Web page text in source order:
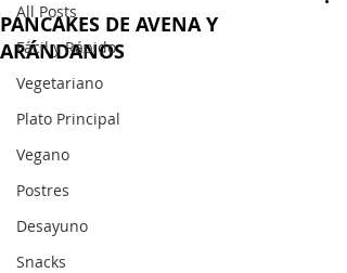
All Posts
Fácil y Rápido
Vegetariano
Plato Principal
Vegano
Postres
Desayuno
Snacks
PANCAKES DE AVENA Y
ARÁNDANOS